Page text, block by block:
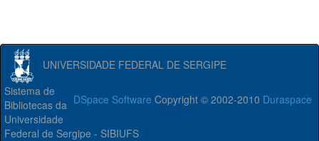
UNIVERSIDADE FEDERAL DE SERGIPE
DSpace Software Copyright © 2002-2010 Duraspace
Sistema de
Bibliotecas da
Universidade
Federal de Sergipe - SIBIUFS